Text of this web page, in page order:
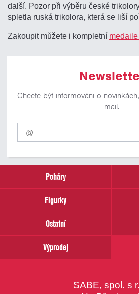
další. Pozor při výběru české
spletla ruská trikolora, která se liší
Zakoupit můžete i kompletní
Chcete být informováni o
mail.
Pro
odběr
našich
email
Poháry
Figurky
Ostatní
Výprodej
SABE, spol. s